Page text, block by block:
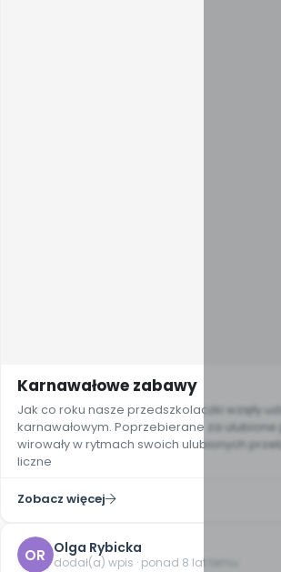
Karnawałowe zabawy
Jak co roku nasze przedszkolaczki wzięły
karnawałowym. Poprzebierane za ulubione
wirowały w rytmach swoich ulubionych
liczne
Zobacz więcej
OR Olga Rybicka
dodał(a) wpis · ponad 8 lat temu